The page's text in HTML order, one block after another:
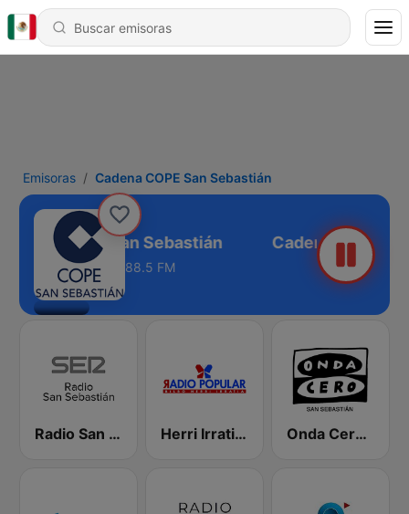
Emisoras Cadena COPE San Sebastián
COPE San Sebastián
88.5 FM
Radio San Sebastián SER Herri Irratia - Radio Popular Onda Cero San Sebastián